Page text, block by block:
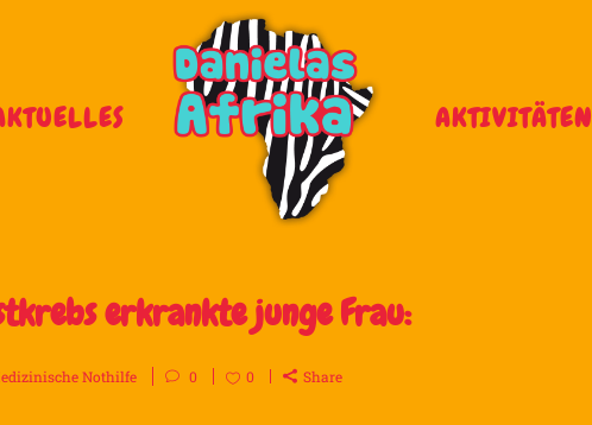
AKTIVITÄTEN
erkrankte junge Frau:
Nothilfe 0 0 Share